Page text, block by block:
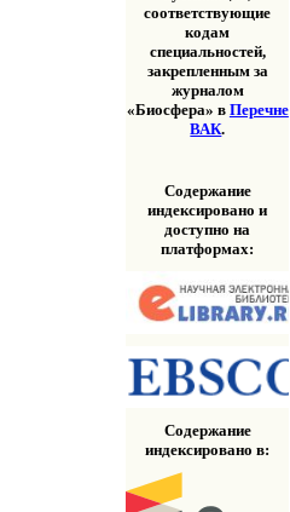
соответствующие
кодам
специальностей,
закрепленным за
журналом
«Биосфера» в Перечне
ВАК.
Содержание
индексировано и
доступно на
платформах:
Содержание
индексировано в: